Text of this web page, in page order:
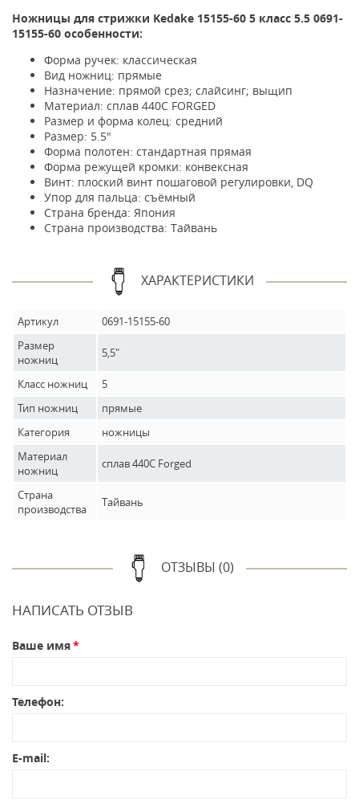
Ножницы для стрижки Kedake 15155-60 5 класс 5.5 0691-
15155-60 особенности:
Форма ручек: классическая
Вид ножниц: прямые
Назначение: прямой срез; слайсинг; выщип
Материал: сплав 440C FORGED
Размер и форма колец: средний
Размер: 5.5"
Форма полотен: стандартная прямая
Форма режущей кромки: конвексная
Винт: плоский винт пошаговой регулировки, DQ
Упор для пальца: съёмный
Страна бренда: Япония
Страна производства: Тайвань
ХАРАКТЕРИСТИКИ
Артикул
0691-15155-60
Размер
ножниц
5,5"
Класс ножниц
5
Тип ножниц
прямые
Категория
ножницы
Материал
ножниц
сплав 440C Forged
Страна
производства
Тайвань
ОТЗЫВЫ (0)
НАПИСАТЬ ОТЗЫВ
Ваше имя
Телефон:
E-mail: